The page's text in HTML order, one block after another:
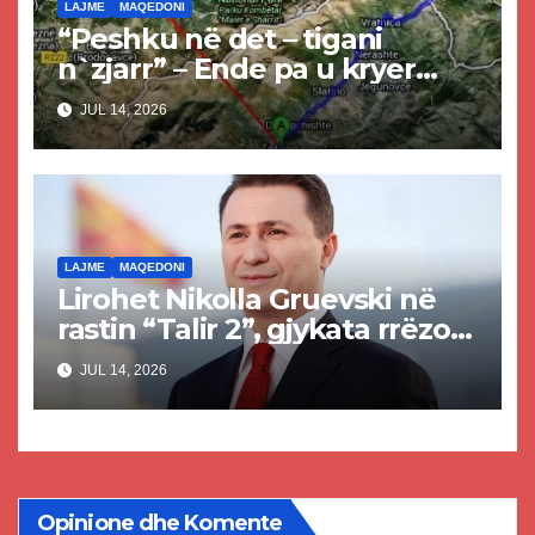
LAJME MAQEDONI
“Peshku në det – tigani
n`zjarr” – Ende pa u kryer
projekti i tunelit, komuna e
Tetovës nis punimet për
rrugën Tetovë – Prizren
JUL 14, 2026
LAJME MAQEDONI
Lirohet Nikolla Gruevski në
rastin “Talir 2”, gjykata rrëzon
akuzat për ndërtimin e
paligjshëm të selisë së VMRO-
DPMNE-së
JUL 14, 2026
Opinione dhe Komente